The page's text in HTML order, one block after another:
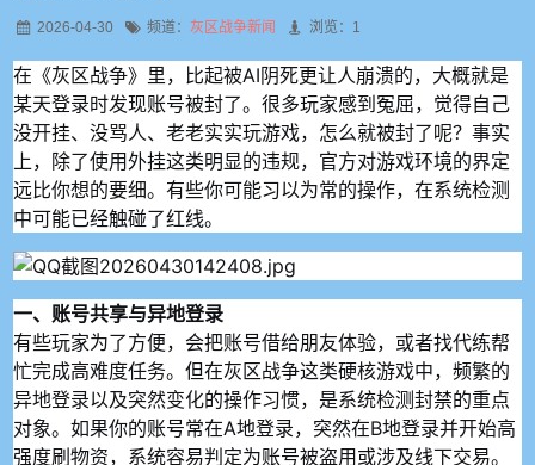
2026-04-30 频道： 灰区战争新闻 浏览：1
在《灰区战争》里，比起被AI阴死更让人崩溃的，大概就是
某天登录时发现账号被封了。很多玩家感到冤屈，觉得自己
没开挂、没骂人、老老实实玩游戏，怎么就被封了呢？事实
上，除了使用外挂这类明显的违规，官方对游戏环境的界定
远比你想的要细。有些你可能习以为常的操作，在系统检测
中可能已经触碰了红线。
一、账号共享与异地登录
有些玩家为了方便，会把账号借给朋友体验，或者找代练帮
忙完成高难度任务。但在灰区战争这类硬核游戏中，频繁的
异地登录以及突然变化的操作习惯，是系统检测封禁的重点
对象。如果你的账号常在A地登录，突然在B地登录并开始高
强度刷物资，系统容易判定为账号被盗用或涉及线下交易。